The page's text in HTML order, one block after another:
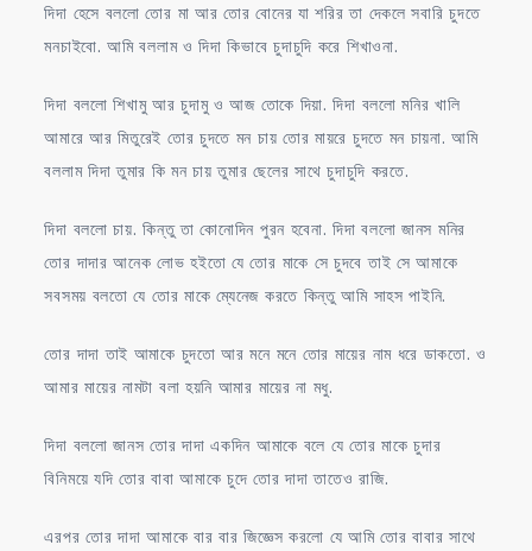
দিদা হেসে বললো তোর মা আর তোর বোনের যা শরির তা দেকলে সবারি চুদতে
মনচাইবো. আমি বললাম ও দিদা কিভাবে চুদাচুদি করে শিখাওনা.
দিদা বললো শিখামু আর চুদামু ও আজ তোকে দিয়া. দিদা বললো মনির খালি
আমারে আর মিতুরেই তোর চুদতে মন চায় তোর মায়রে চুদতে মন চায়না. আমি
বললাম দিদা তুমার কি মন চায় তুমার ছেলের সাথে চুদাচুদি করতে.
দিদা বললো চায়. কিন্তু তা কোনোদিন পুরন হবেনা. দিদা বললো জানস মনির
তোর দাদার আনেক লোভ হইতো যে তোর মাকে সে চুদবে তাই সে আমাকে
সবসময় বলতো যে তোর মাকে ম্যেনেজ করতে কিন্তু আমি সাহস পাইনি.
তোর দাদা তাই আমাকে চুদতো আর মনে মনে তোর মায়ের নাম ধরে ডাকতো. ও
আমার মায়ের নামটা বলা হয়নি আমার মায়ের না মধু.
দিদা বললো জানস তোর দাদা একদিন আমাকে বলে যে তোর মাকে চুদার
বিনিময়ে যদি তোর বাবা আমাকে চুদে তোর দাদা তাতেও রাজি.
এরপর তোর দাদা আমাকে বার বার জিজ্ঞেস করলো যে আমি তোর বাবার সাথে